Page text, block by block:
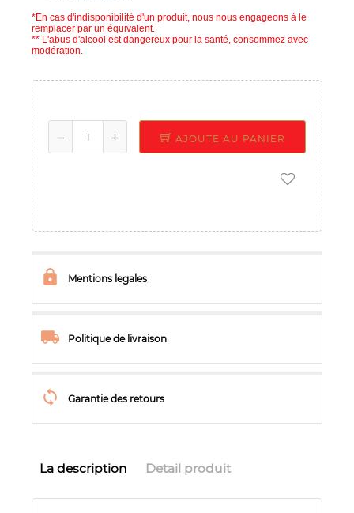
*En cas d'indisponibilité d'un produit, nous nous engageons à le
remplacer par un équivalent.
** L'abus d'alcool est dangereux pour la santé, consommez avec
modération.
AJOUTE AU PANIER
Mentions legales
Politique de livraison
Garantie des retours
La description Detail produit